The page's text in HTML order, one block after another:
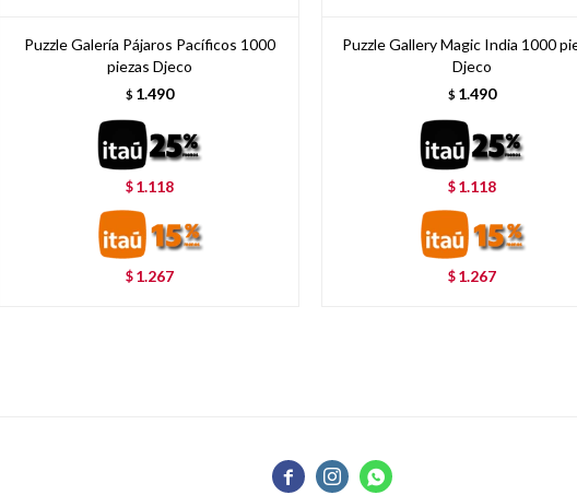
Puzzle Galería Pájaros Pacíficos 1000
piezas Djeco
$ 1.490
$ 1.118
$ 1.267
Puzzle Gallery Magic India 1000
Djeco
$ 1.490
$ 1.118
$ 1.267
  